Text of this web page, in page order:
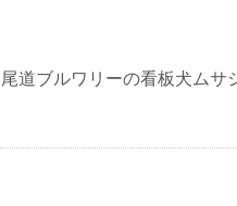
尾道ブルワリーの看板犬ムサ